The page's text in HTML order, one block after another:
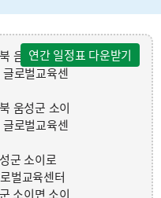
음성군 소이
로벌교육센
움성군 소이
로벌교육센
군 소이로
벌교육센터
소이면 소이
연간 일정표 다운받기